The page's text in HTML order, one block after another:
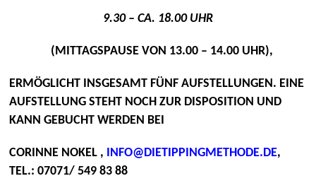
9.30 – CA. 18.00 UHR
(MITTAGSPAUSE VON 13.00 – 14.00 UHR),
ERMÖGLICHT INSGESAMT FÜNF AUFSTELLUNGEN. EINE
AUFSTELLUNG STEHT NOCH ZUR DISPOSITION UND
KANN GEBUCHT WERDEN BEI
CORINNE NOKEL , INFO@DIETIPPINGMETHODE.DE,
TEL.: 07071/ 549 83 88